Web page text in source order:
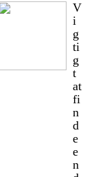
V
i
g
ti
g
t
at
fi
n
d
e
e
n